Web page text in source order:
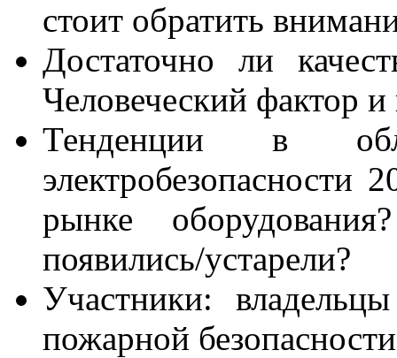
стоит обратить
Достаточно ли
Человеческий фактор и
Тенденции в
электробезопасности
рынке
появились/устарели?
Участники:
пожарной